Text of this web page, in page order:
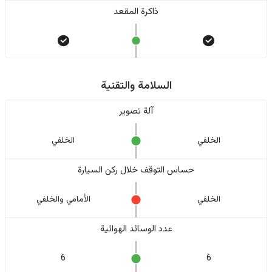
ذاكرة المقعد
السلامة والتقنية
آلة تصوير
الخلفي الخلفي
حساس التوقف خلال ركن السيارة
الخلفي الأمامي والخلفي
عدد الوسائد الهوائية
6
6